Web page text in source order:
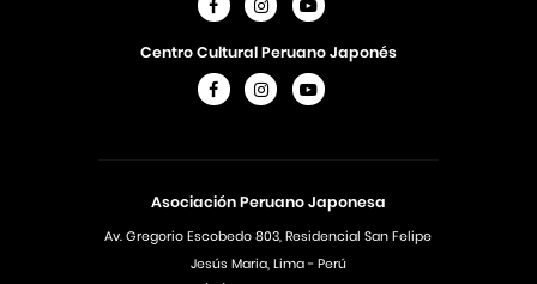
Asociación Peruano Japonesa
Av. Gregorio Escobedo 803, Residencial San Felipe
Jesús Maria, Lima - Perú
Centro Cultural Peruano Japonés